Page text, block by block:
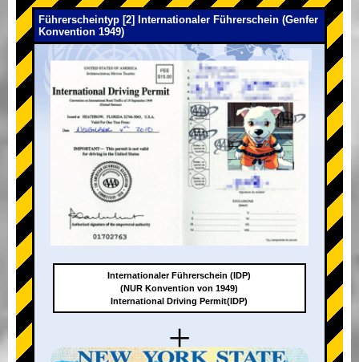
Führerscheintyp [2] Internationaler Führerschein (Genfer
Konvention 1949)
+
Internationaler Führerschein (IDP)
(NUR Konvention von 1949)
International Driving Permit(IDP)